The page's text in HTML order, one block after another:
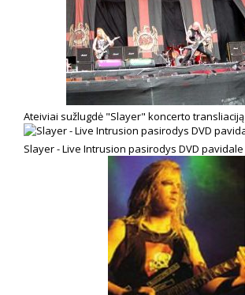
Ateiviai sužlugdė "Slayer" koncerto transliaciją
Slayer - Live Intrusion pasirodys DVD pavidale